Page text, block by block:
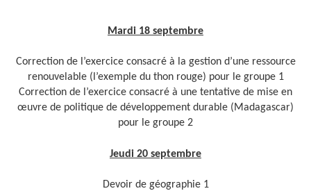
Mardi 18 septembre
Correction de l’exercice consacré à la gestion d’une ressource
renouvelable (l’exemple du thon rouge) pour le groupe 1
Correction de l’exercice consacré à une tentative de mise en
œuvre de politique de développement durable (Madagascar)
pour le groupe 2
Jeudi 20 septembre
Devoir de géographie 1